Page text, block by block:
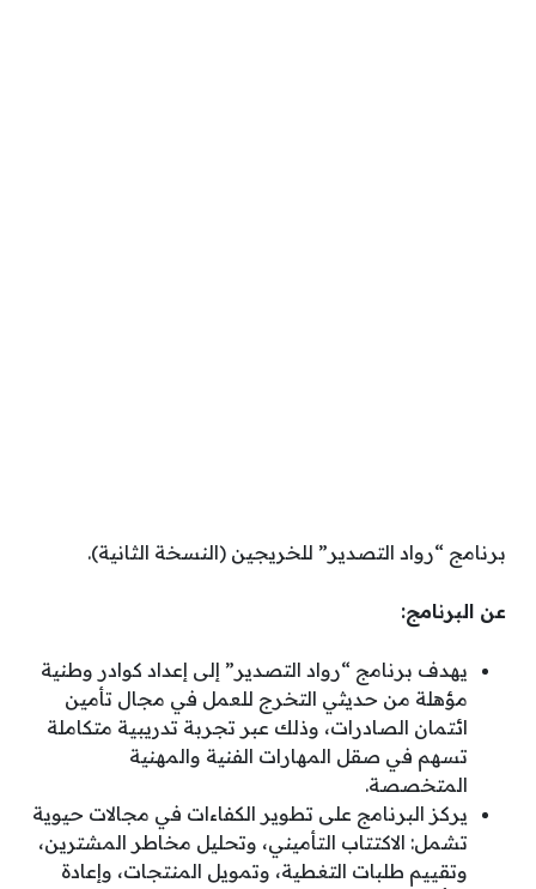
برنامج “رواد التصدير” للخريجين (النسخة الثانية).
عن البرنامج:
يهدف برنامج “رواد التصدير” إلى إعداد كوادر وطنية
مؤهلة من حديثي التخرج للعمل في مجال تأمين
ائتمان الصادرات، وذلك عبر تجربة تدريبية متكاملة
تسهم في صقل المهارات الفنية والمهنية
المتخصصة.
يركز البرنامج على تطوير الكفاءات في مجالات حيوية
تشمل: الاكتتاب التأميني، وتحليل مخاطر المشترين،
وتقييم طلبات التغطية، وتمويل المنتجات، وإعادة